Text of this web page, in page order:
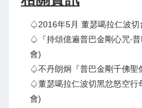
♤2016年5月 董瑟噶拉仁波切
♤『持頌億遍普巴金剛心咒‧
會)
♤不丹朗炯『普巴金剛千佛聖
♤董瑟噶拉仁波切黑忿怒空行
會)